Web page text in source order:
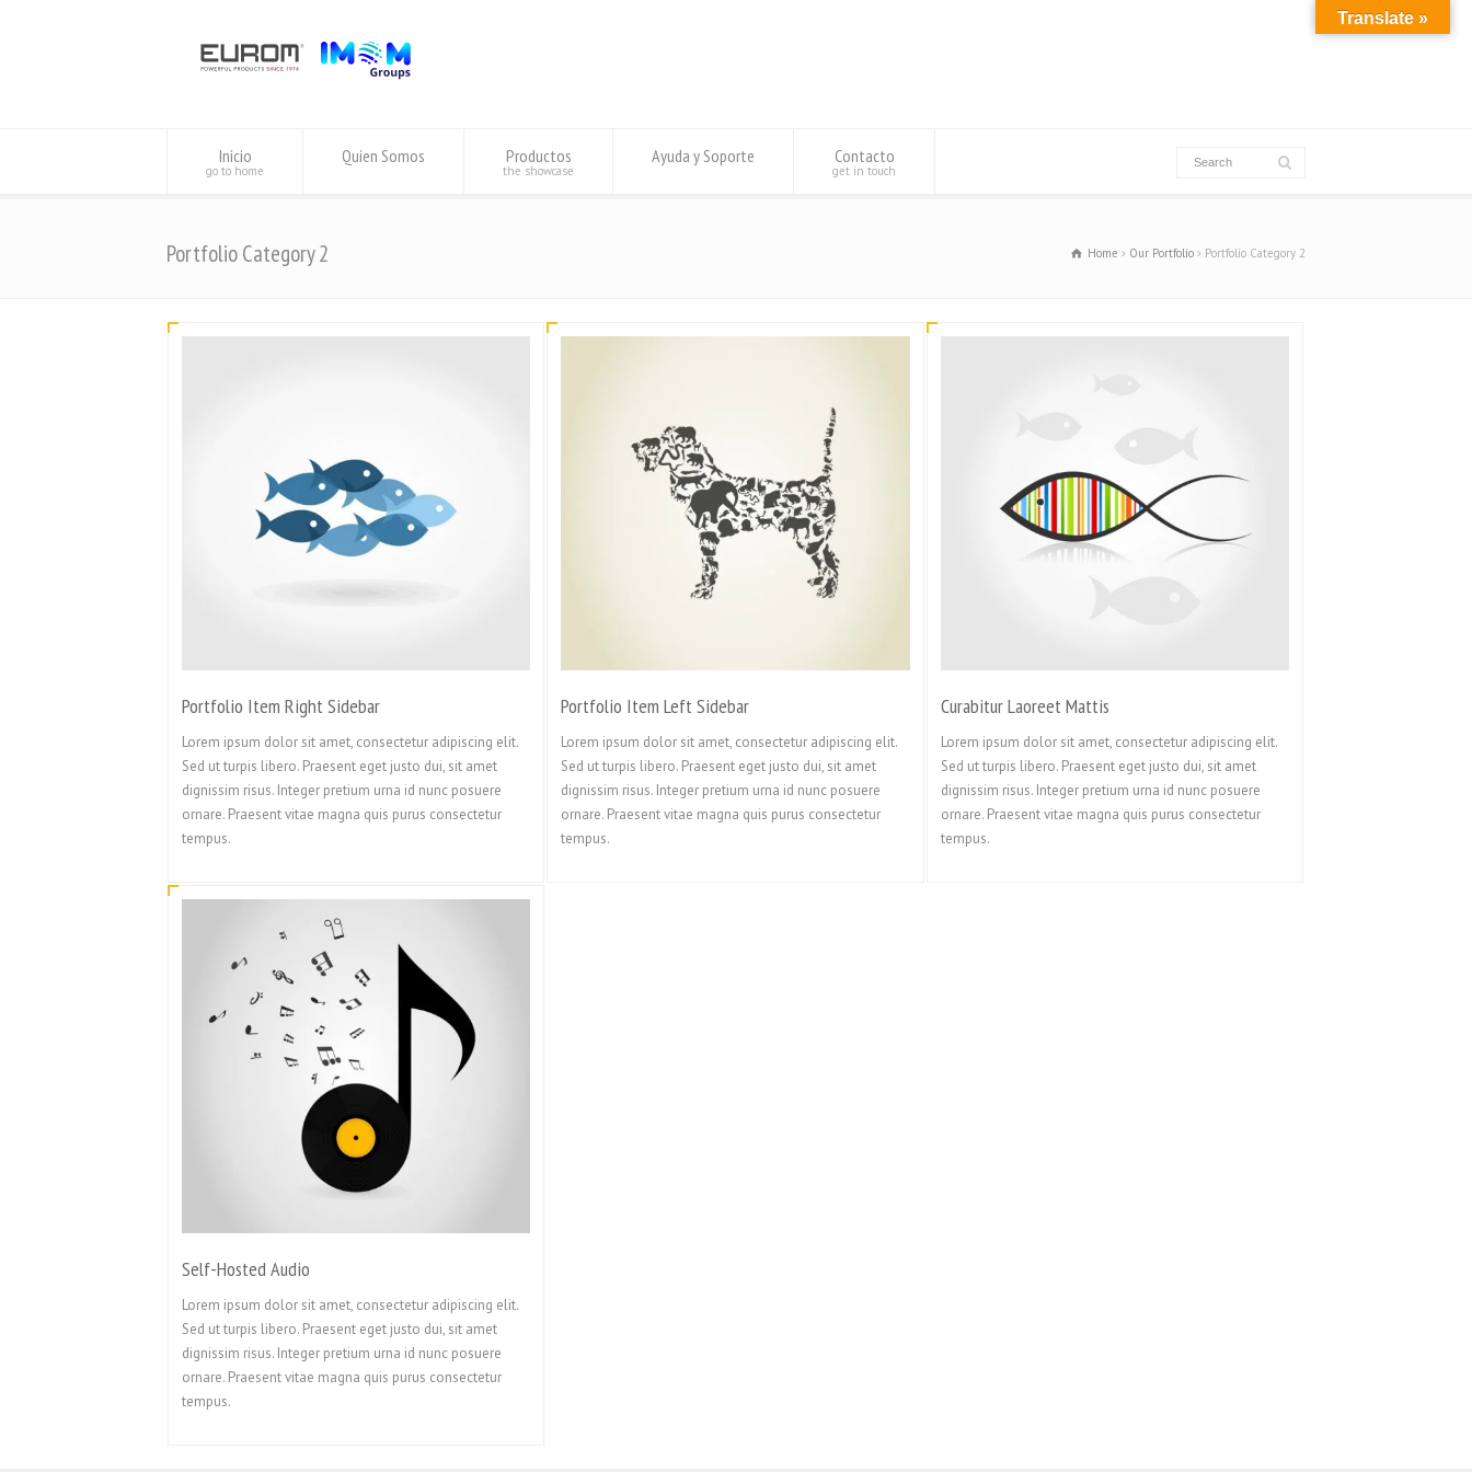
Inicio
go to home
Quien Somos Productos
the showcase
Ayuda y Soporte Contacto
get in touch
Portfolio Category 2 Home Our Portfolio Portfolio Category 2
Portfolio Item Right Sidebar
Lorem ipsum dolor sit amet, consectetur adipiscing elit.
Sed ut turpis libero. Praesent eget justo dui, sit amet
dignissim risus. Integer pretium urna id nunc posuere
ornare. Praesent vitae magna quis purus consectetur
tempus.
Portfolio Item Left Sidebar
Lorem ipsum dolor sit amet, consectetur adipiscing elit.
Sed ut turpis libero. Praesent eget justo dui, sit amet
dignissim risus. Integer pretium urna id nunc posuere
ornare. Praesent vitae magna quis purus consectetur
tempus.
Curabitur Laoreet Mattis
Lorem ipsum dolor sit amet, consectetur adipiscing elit.
Sed ut turpis libero. Praesent eget justo dui, sit amet
dignissim risus. Integer pretium urna id nunc posuere
ornare. Praesent vitae magna quis purus consectetur
tempus.
Self-Hosted Audio
Lorem ipsum dolor sit amet, consectetur adipiscing elit.
Sed ut turpis libero. Praesent eget justo dui, sit amet
dignissim risus. Integer pretium urna id nunc posuere
ornare. Praesent vitae magna quis purus consectetur
tempus.
Translate »